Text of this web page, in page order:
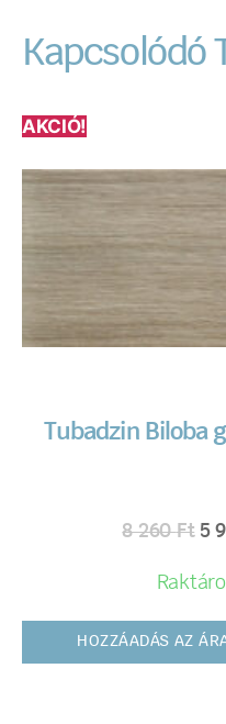
Kapcsolódó
AKCIÓ!
Tubadzin Biloba
8 260Ft 5
HOZZÁADÁS AZ